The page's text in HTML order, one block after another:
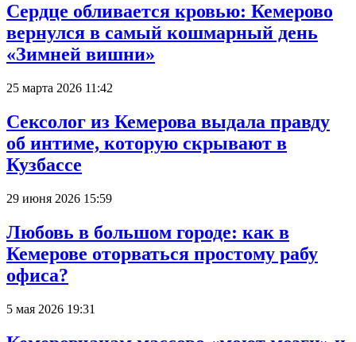
Сердце обливается кровью: Кемерово
вернулся в самый кошмарный день
«Зимней вишни»
25 марта 2026 11:42
Сексолог из Кемерова выдала правду
об интиме, которую скрывают в
Кузбассе
29 июня 2026 15:59
Любовь в большом городе: как в
Кемерове оторваться простому рабу
офиса?
5 мая 2026 19:31